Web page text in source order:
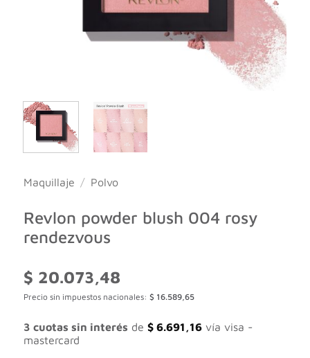
Maquillaje / Polvo
Revlon powder blush 004 rosy
rendezvous
$ 20.073,48
Precio sin impuestos nacionales: $ 16.589,65
3 cuotas sin interés de $6.691,16vía visa -
mastercard